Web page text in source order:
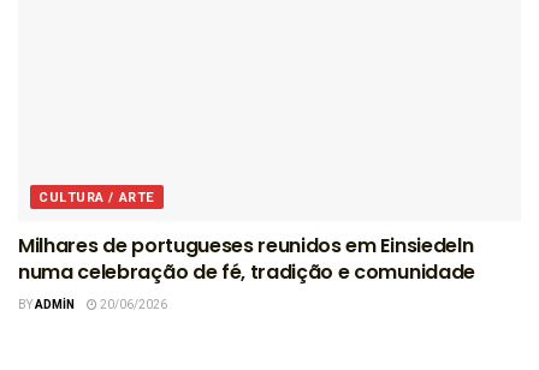
CULTURA / ARTE
Milhares de portugueses reunidos em Einsiedeln
numa celebração de fé, tradição e comunidade
BYADMIN 20/06/2026